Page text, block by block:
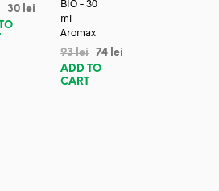
30 lei
BIO – 30
ml –
Aromax
93lei 74 lei
ADD TO
CART